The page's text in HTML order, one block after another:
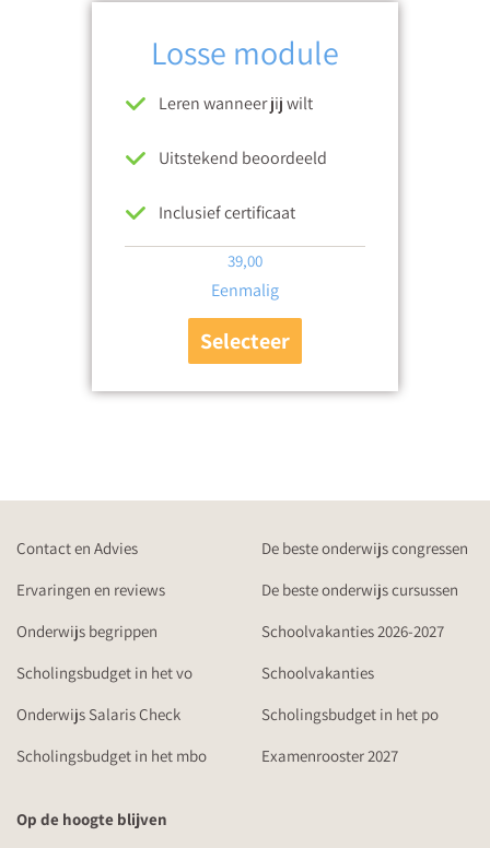
Losse module
Leren wanneer jij wilt
Uitstekend beoordeeld
Inclusief certificaat
39,00
Eenmalig
Selecteer
Contact en Advies
De beste onderwijs congressen
Ervaringen en reviews
De beste onderwijs cursussen
Onderwijs begrippen
Schoolvakanties 2026-2027
Scholingsbudget in het vo
Schoolvakanties
Onderwijs Salaris Check
Scholingsbudget in het po
Scholingsbudget in het mbo
Examenrooster 2027
Op de hoogte blijven